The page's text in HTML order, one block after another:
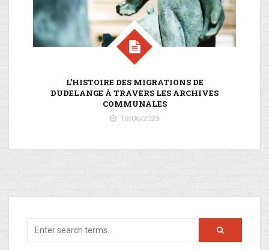
L’HISTOIRE DES MIGRATIONS DE
DUDELANGE À TRAVERS LES ARCHIVES
COMMUNALES
19/06/2023